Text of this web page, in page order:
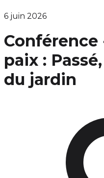
6 juin 2026
Conférence
paix :
du jardin